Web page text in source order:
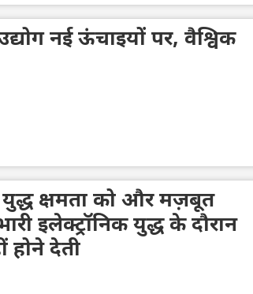
नई ऊंचाइयों पर, वैश्विक
क्षमता को और मज़बूत
इलेक्ट्रॉनिक युद्ध के दौरान
होने देती